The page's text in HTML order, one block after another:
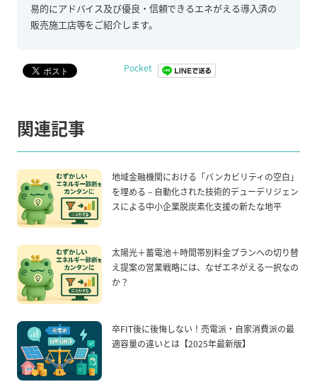
易的にアドバイス及び優良・信頼できるエネがえる導入済の
販売施工店等をご紹介します。
Pocket
関連記事
地域金融機関における「バンカビリティの空白」
を埋める – 自動化された技術的デューデリジェン
スによる中小企業脱炭素化支援の新たな地平
太陽光＋蓄電池＋時間帯別料金プランへの切り替
え提案の営業戦略には、なぜエネがえる一択なの
か？
卒FIT後に後悔しない！売電派・自家消費派の最
適容量の違いとは【2025年最新版】